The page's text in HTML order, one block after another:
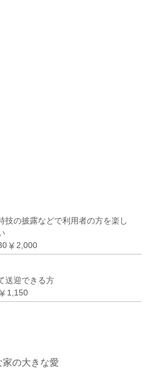
技の披露などで利用者の方を楽し
2,000
送迎できる方
1,150
家の大きな愛